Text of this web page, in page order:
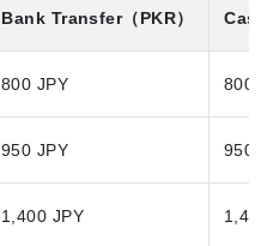
Bank Transfer（PKR）
800 JPY 800
950 JPY 950
1,400 JPY